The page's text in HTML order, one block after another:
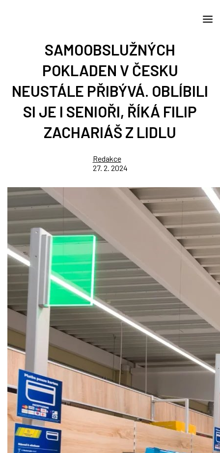
SAMOOBSLUŽNÝCH
POKLADEN V ČESKU
NEUSTÁLE PŘIBÝVÁ. OBLÍBILI
SI JE I SENIOŘI, ŘÍKÁ FILIP
ZACHARIÁŠ Z LIDLU
Redakce
27. 2. 2024